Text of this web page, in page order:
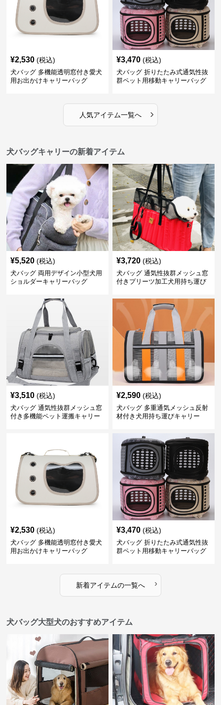
¥2,530 (税込)
犬バッグ 多機能透明窓付き愛犬
用お出かけキャリーバッグ
¥3,470 (税込)
犬バッグ 折りたたみ式通気性抜
群ペット用移動キャリーバッグ
人気アイテム一覧へ ›
犬バッグキャリーの新着アイテム
¥5,520 (税込)
犬バッグ 両用デザイン小型犬用
ショルダーキャリーバッグ
¥3,720 (税込)
犬バッグ 通気性抜群メッシュ窓
付きプリーツ加工犬用持ち運び
¥3,510 (税込)
犬バッグ 通気性抜群メッシュ窓
付き多機能ペット運搬キャリー
¥2,590 (税込)
犬バッグ 多重通気メッシュ反射
材付き犬用持ち運びキャリー
¥2,530 (税込)
犬バッグ 多機能透明窓付き愛犬
用お出かけキャリーバッグ
¥3,470 (税込)
犬バッグ 折りたたみ式通気性抜
群ペット用移動キャリーバッグ
新着アイテムの一覧へ ›
犬バッグ大型犬のおすすめアイテム